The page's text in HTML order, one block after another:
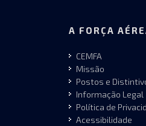
A FORÇA
CEMFA
Missão
Postos e
Informação Legal
Política de
Acessibilidade